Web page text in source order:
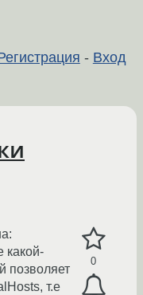
- Вход
0
какой-
позволяет
т.е